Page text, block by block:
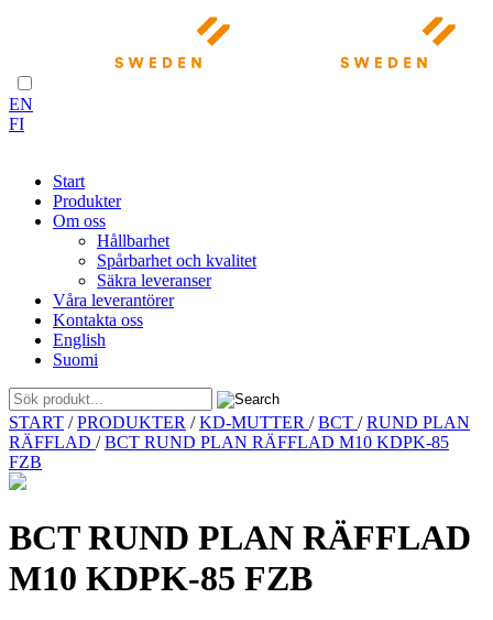
EN
FI
Start
Produkter
Om oss
Hållbarhet
Spårbarhet och kvalitet
Säkra leveranser
Våra leverantörer
Kontakta oss
English
Suomi
Skip
to
content
START /PRODUKTER /KD-MUTTER /BCT /RUND PLAN
RÄFFLAD /BCT RUND PLAN RÄFFLAD M10 KDPK-85
FZB
BCT RUND PLAN RÄFFLAD
M10 KDPK-85 FZB